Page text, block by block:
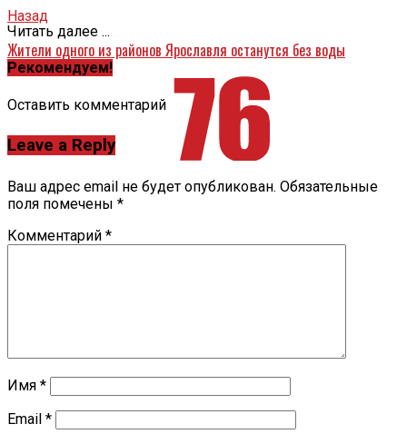
Назад
Жители одного из районов Ярославля останутся без воды
Читать далее ...
Рекомендуем!
Оставить комментарий
Leave a Reply
Ваш адрес email не будет опубликован. Обязательные
поля помечены *
Комментарий *
Имя *
Email *